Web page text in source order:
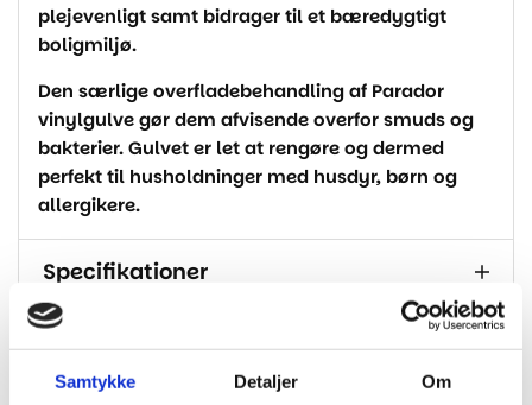
Samtykke Detaljer Om
plejevenligt samt bidrager til et bæredygtigt
boligmiljø.
Den særlige overfladebehandling af Parador
vinylgulve gør dem afvisende overfor smuds og
bakterier. Gulvet er let at rengøre og dermed
perfekt til husholdninger med husdyr, børn og
allergikere.
Specifikationer
Brand PARADOR
Dimension 1285x194x8